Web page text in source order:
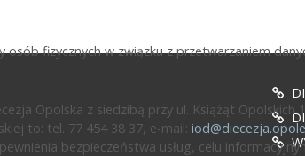
fizycznych w związku z przetwarzaniem
Opolska z siedzibą przy ul. Książąt
to: tel. 77 454 38 37, e-mail:
bezpieczeństwa usług, celu